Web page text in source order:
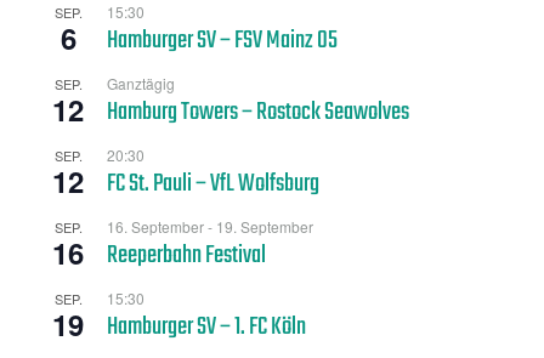
SEP.
6
15:30
Hamburger SV – FSV Mainz 05
SEP.
12
Ganztägig
Hamburg Towers – Rostock Seawolves
SEP.
12
20:30
FC St. Pauli – VfL Wolfsburg
SEP.
16
16. September- 19. September
Reeperbahn Festival
SEP.
19
15:30
Hamburger SV – 1. FC Köln